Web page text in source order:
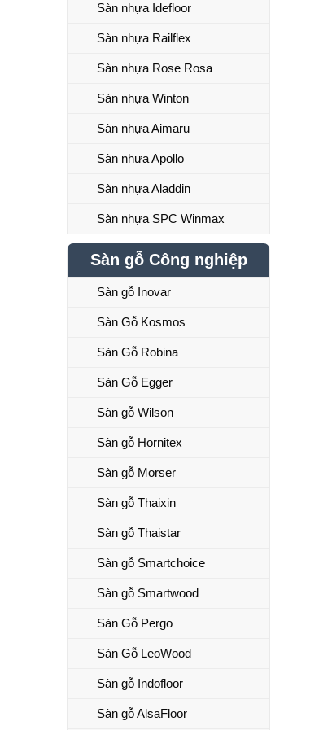
Sàn nhựa Idefloor
Sàn nhựa Railflex
Sàn nhựa Rose Rosa
Sàn nhựa Winton
Sàn nhựa Aimaru
Sàn nhựa Apollo
Sàn nhựa Aladdin
Sàn nhựa SPC Winmax
Sàn gỗ Công nghiệp
Sàn gỗ Inovar
Sàn Gỗ Kosmos
Sàn Gỗ Robina
Sàn Gỗ Egger
Sàn gỗ Wilson
Sàn gỗ Hornitex
Sàn gỗ Morser
Sàn gỗ Thaixin
Sàn gỗ Thaistar
Sàn gỗ Smartchoice
Sàn gỗ Smartwood
Sàn Gỗ Pergo
Sàn Gỗ LeoWood
Sàn gỗ Indofloor
Sàn gỗ AlsaFloor